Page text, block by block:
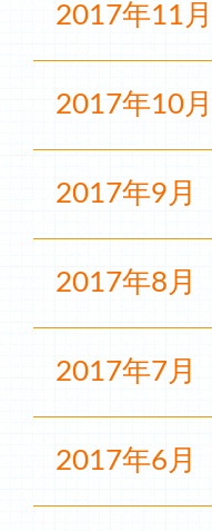
2017年11月
2017年10月
2017年9月
2017年8月
2017年7月
2017年6月